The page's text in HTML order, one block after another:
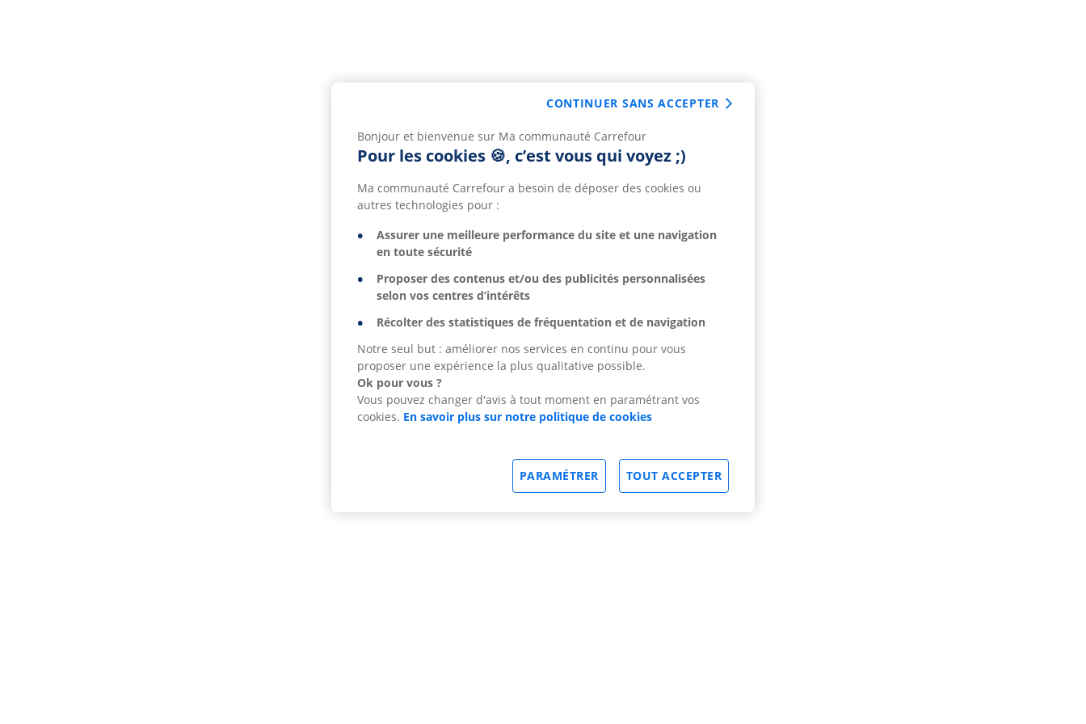
Bonjour et bienvenue sur Ma communauté Carrefour
Pour les cookies 🍪, c’est vous qui voyez ;)
Ma communauté Carrefour a besoin de déposer des cookies ou
autres technologies pour :
Assurer une meilleure performance du site et une navigation
en toute sécurité
Proposer des contenus et/ou des publicités personnalisées
selon vos centres d’intérêts
Récolter des statistiques de fréquentation et de navigation
Notre seul but : améliorer nos services en continu pour vous
proposer une expérience la plus qualitative possible.
Ok pour vous ?
Vous pouvez changer d'avis à tout moment en paramétrant vos
cookies. En savoir plus sur notre politique de cookies
TOUT ACCEPTER
PARAMÉTRER
CONTINUER SANS ACCEPTER